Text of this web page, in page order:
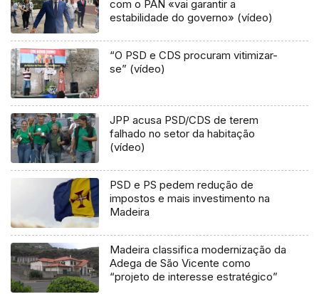
com o PAN «vai garantir a
estabilidade do governo» (vídeo)
“O PSD e CDS procuram vitimizar-
se” (vídeo)
JPP acusa PSD/CDS de terem
falhado no setor da habitação
(vídeo)
PSD e PS pedem redução de
impostos e mais investimento na
Madeira
Madeira classifica modernização da
Adega de São Vicente como
“projeto de interesse estratégico”